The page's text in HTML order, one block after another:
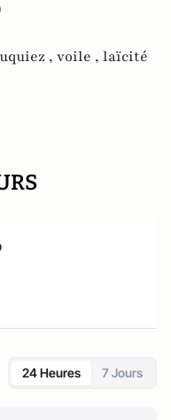
, voile , laïcité
24 Heures 7 Jours